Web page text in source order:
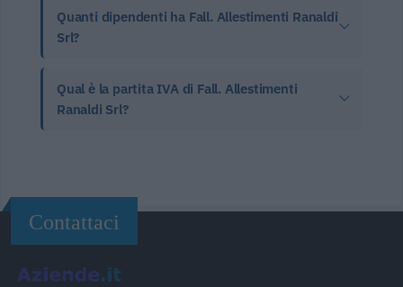
Quanti dipendenti ha Fall. Allestimenti Ranaldi
Srl?
Qual è la partita IVA di Fall. Allestimenti
Ranaldi Srl?
Contattaci